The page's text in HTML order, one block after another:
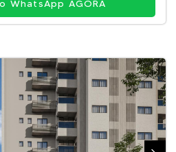
WhatsApp AGORA